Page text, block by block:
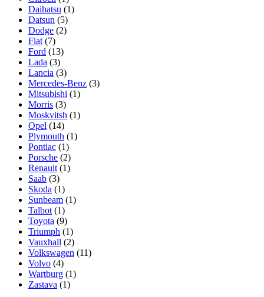
Daihatsu (1)
Datsun (5)
Dodge (2)
Fiat (7)
Ford (13)
Lada (3)
Lancia (3)
Mercedes-Benz (3)
Mitsubishi (1)
Morris (3)
Moskvitsh (1)
Opel (14)
Plymouth (1)
Pontiac (1)
Porsche (2)
Renault (1)
Saab (3)
Skoda (1)
Sunbeam (1)
Talbot (1)
Toyota (9)
Triumph (1)
Vauxhall (2)
Volkswagen (11)
Volvo (4)
Wartburg (1)
Zastava (1)